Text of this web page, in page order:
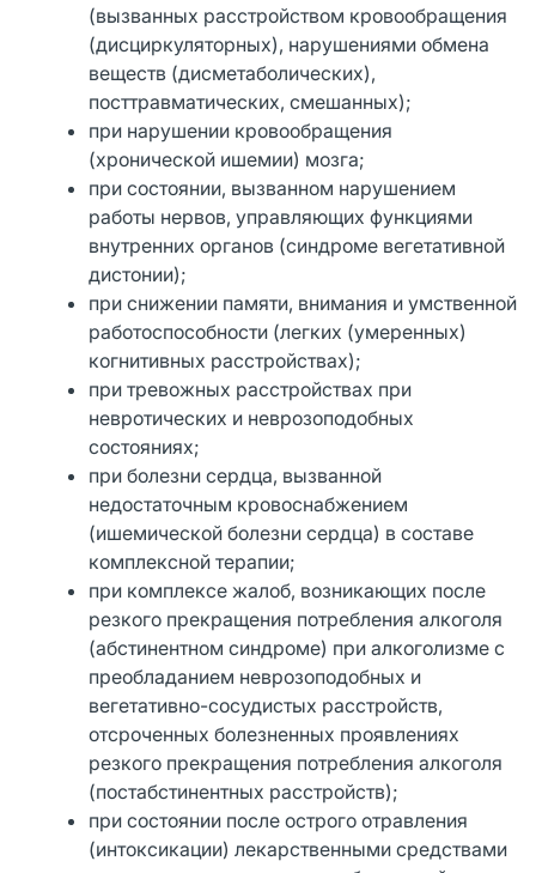
(вызванных расстройством кровообращения
(дисциркуляторных), нарушениями обмена
веществ (дисметаболических),
посттравматических, смешанных);
при нарушении кровообращения
(хронической ишемии) мозга;
при состоянии, вызванном нарушением
работы нервов, управляющих функциями
внутренних органов (синдроме вегетативной
дистонии);
при снижении памяти, внимания и умственной
работоспособности (легких (умеренных)
когнитивных расстройствах);
при тревожных расстройствах при
невротических и неврозоподобных
состояниях;
при болезни сердца, вызванной
недостаточным кровоснабжением
(ишемической болезни сердца) в составе
комплексной терапии;
при комплексе жалоб, возникающих после
резкого прекращения потребления алкоголя
(абстинентном синдроме) при алкоголизме с
преобладанием неврозоподобных и
вегетативно-сосудистых расстройств,
отсроченных болезненных проявлениях
резкого прекращения потребления алкоголя
(постабстинентных расстройств);
при состоянии после острого отравления
(интоксикации) лекарственными средствами